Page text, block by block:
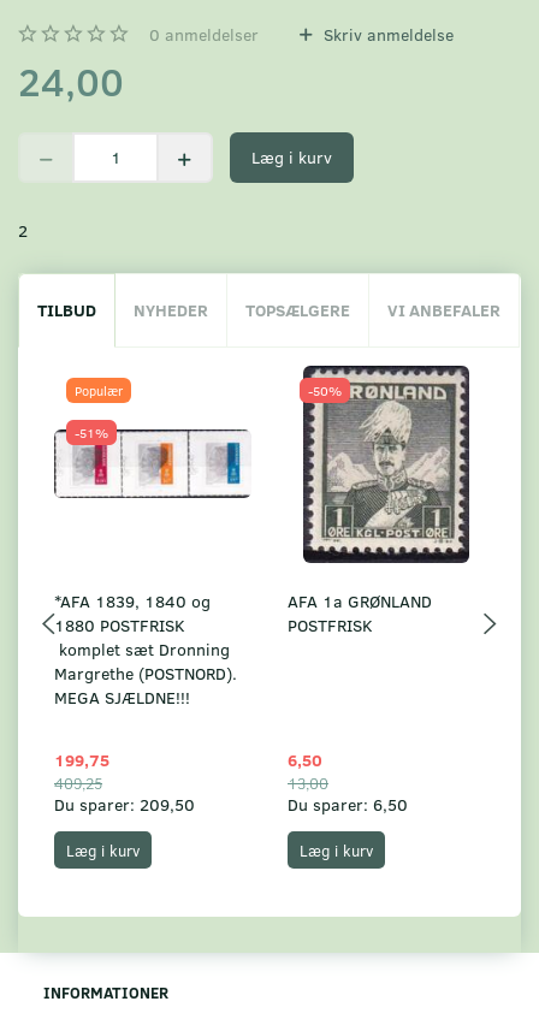
0 anmeldelser Skriv anmeldelse
24,00
Læg i kurv
2
TILBUD NYHEDER TOPSÆLGERE VI ANBEFALER
Populær
-51%
*AFA 1839, 1840 og
1880 POSTFRISK
komplet sæt Dronning
Margrethe (POSTNORD).
MEGA SJÆLDNE!!!
199,75
409,25
Du sparer: 209,50
Læg i kurv
-50%
AFA 1a GRØNLAND
POSTFRISK
6,50
13,00
Du sparer: 6,50
Læg i kurv
INFORMATIONER